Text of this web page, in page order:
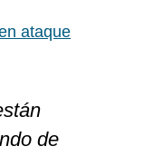
ataque
de